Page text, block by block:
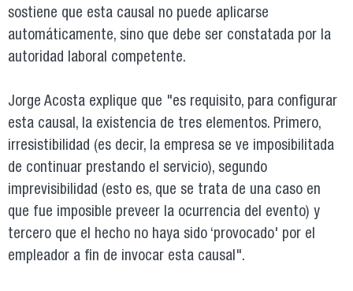
sostiene que esta causal no puede aplicarse
automáticamente, sino que debe ser constatada por la
autoridad laboral competente.
Jorge Acosta explique que "es requisito, para configurar
esta causal, la existencia de tres elementos. Primero,
irresistibilidad (es decir, la empresa se ve imposibilitada
de continuar prestando el servicio), segundo
imprevisibilidad (esto es, que se trata de una caso en
que fue imposible preveer la ocurrencia del evento) y
tercero que el hecho no haya sido ‘provocado' por el
empleador a fin de invocar esta causal".